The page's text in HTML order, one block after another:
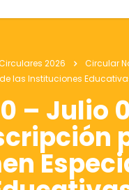
2026
Circular
las Instituciones
– Julio